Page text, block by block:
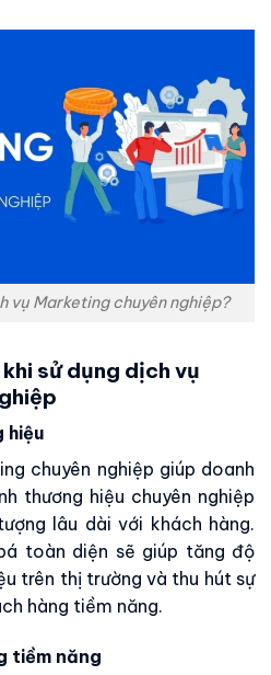
vụ Marketing chuyên nghiệp?
sử dụng dịch vụ
hiệu
chuyên nghiệp giúp doanh
thương hiệu chuyên nghiệp
lâu dài với khách hàng.
toàn diện sẽ giúp tăng độ
trên thị trường và thu hút sự
hàng tiềm năng.
tiềm năng